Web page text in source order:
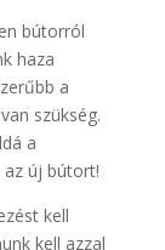
bútorról
haza
a
szükség.
a
új bútort!
kell
kell azzal